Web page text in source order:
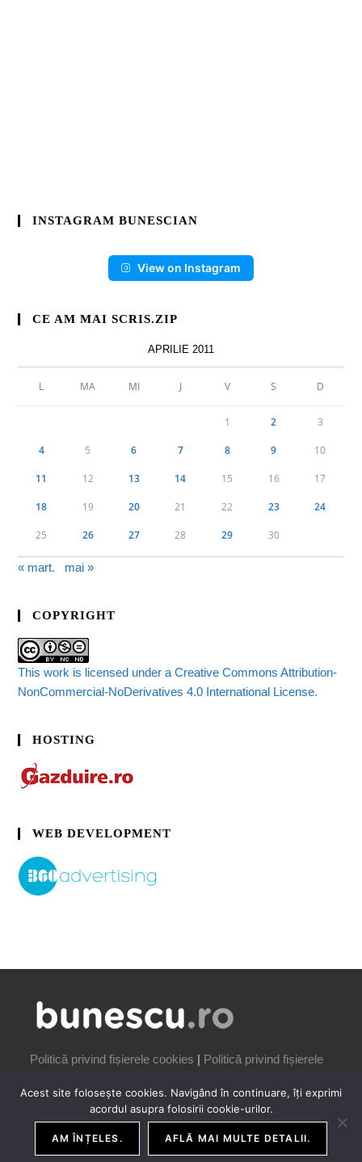
INSTAGRAM BUNESCIAN
View on Instagram
CE AM MAI SCRIS.ZIP
APRILIE 2011
L MA MI J V S D
1 2 3
4 5 6 7 8 9 10
11 12 13 14 15 16 17
18 19 20 21 22 23 24
25 26 27 28 29 30
« mart. mai »
COPYRIGHT
This work is licensed under a Creative Commons Attribution-
NonCommercial-NoDerivatives 4.0 International License.
HOSTING
WEB DEVELOPMENT
Politică privind fișierele cookies | Politică privind fișierele
COPYRIGHT IONUȚ BUNESCU | 2006-2026
Acest site folosește cookies. Navigând în continuare, îți exprimi
acordul asupra folosirii cookie-urilor.
AM ÎNȚELES. AFLĂ MAI MULTE DETALII.